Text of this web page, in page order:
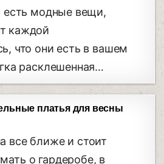
есть модные вещи,
каждой
что они есть в вашем
расклешенная…
платья для весны
все ближе и стоит
о гардеробе, в